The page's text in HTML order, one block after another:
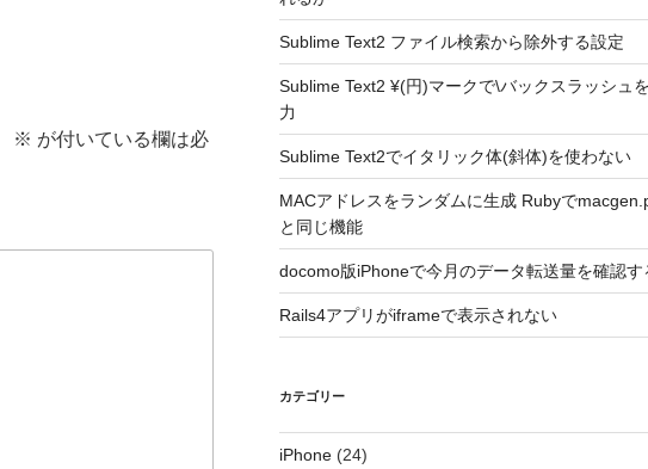
※ が付いている欄は必
Sublime Text2 ファイル検索から除外する設定
Sublime Text2 ¥(円)マークで\バックスラッシュ
力
Sublime Text2でイタリック体(斜体)を使わない
MACアドレスをランダムに生成 Rubyで
と同じ機能
docomo版iPhoneで今月のデータ転送量を確認す
Rails4アプリがiframeで表示されない
カテゴリー
iPhone(24)